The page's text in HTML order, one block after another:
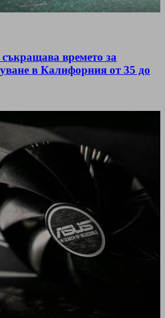
времето за
в Калифорния от 35 до